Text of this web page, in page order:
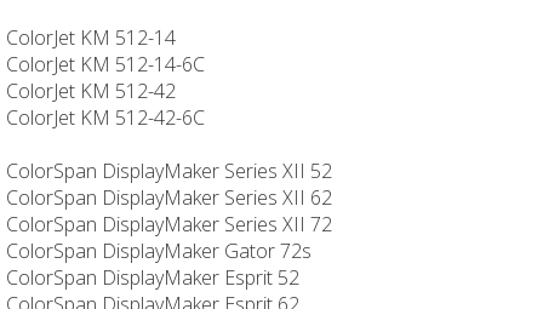
ColorJet KM 512-14
ColorJet KM 512-14-6C
ColorJet KM 512-42
ColorJet KM 512-42-6C
ColorSpan DisplayMaker Series XII 52
ColorSpan DisplayMaker Series XII 62
ColorSpan DisplayMaker Series XII 72
ColorSpan DisplayMaker Gator 72s
ColorSpan DisplayMaker Esprit 52